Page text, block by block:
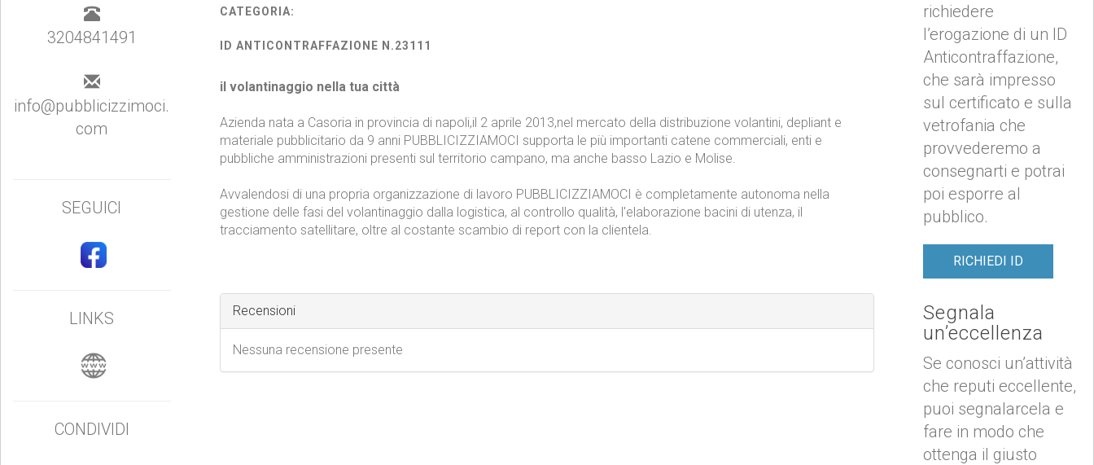
Pubblicizziamoci Srls
il volantinaggio nella tua città
materiale pubblicitario da 9 anni PUBBLICIZZIAMOCI supporta le più importanti catene commerciali, enti e
pubbliche amministrazioni presenti sul territorio campano, ma anche basso Lazio e Molise.
tracciamento satellitare, oltre al costante scambio di report con la clientela.
Recensioni
3204841491
info@pubblicizzimoci.
com
SEGUICI
LINKS
CONDIVIDI
richiedere
l’erogazione di un ID
Anticontraffazione,
che sarà impresso
sul certificato e sulla
vetrofania che
provvederemo a
consegnarti e potrai
poi esporre al
pubblico.
RICHIEDI ID
Segnala
un’eccellenza
Se conosci un’attività
che reputi eccellente,
puoi segnalarcela e
fare in modo che
ottenga il giusto